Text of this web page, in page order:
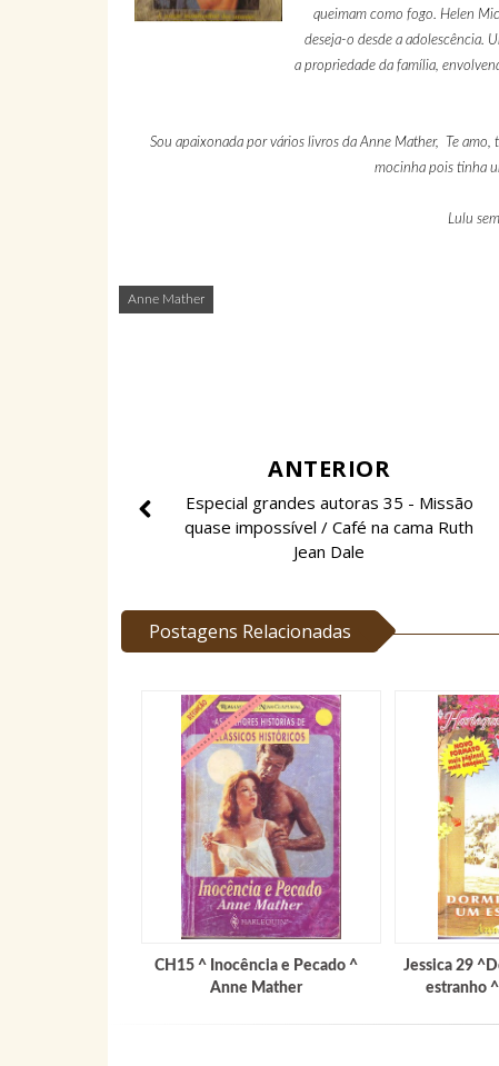
Anne Mather
queimam como fogo. Helen
deseja-o desde a adolescência.
a propriedade da família,
Sou apaixonada por vários livros da Anne Mather, Te
mocinha pois tinha
Lulu
ANTERIOR
Especial grandes autoras 35 - Missão
quase impossível / Café na cama Ruth
Jean Dale
Postagens Relacionadas
CH15 ^ Inocência e Pecado ^
Anne Mather
Jessica 29
estranho